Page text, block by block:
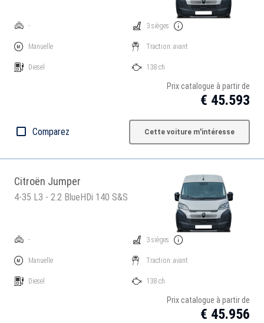
-
Manuelle
Diesel
3 sièges
Traction: avant
138 ch
Prix catalogue à partir de
€ 45.593
Comparez Cette voiture m'intéresse
Citroën Jumper
4-35 L3 - 2.2 BlueHDi 140 S&S
-
Manuelle
Diesel
3 sièges
Traction: avant
138 ch
Prix catalogue à partir de
€ 45.956